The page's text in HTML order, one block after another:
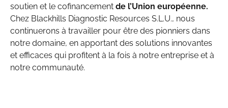
soutien et le cofinancement de l’Union européenne.
Chez Blackhills Diagnostic Resources S.L.U., nous
continuerons à travailler pour être des pionniers dans
notre domaine, en apportant des solutions innovantes
et efficaces qui profitent à la fois à notre entreprise et à
notre communauté.